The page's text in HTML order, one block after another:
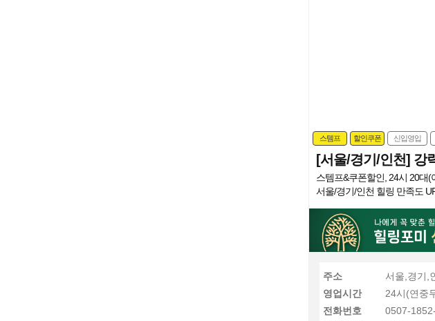
스템프 할인쿠폰 신입영입
[서울/경기/인천] 강
스템프&쿠폰할인, 24시 20대(
서울/경기/인천 힐링 만족도
주소
서울,경기,
영업시간
24시(연중
전화번호
0507-